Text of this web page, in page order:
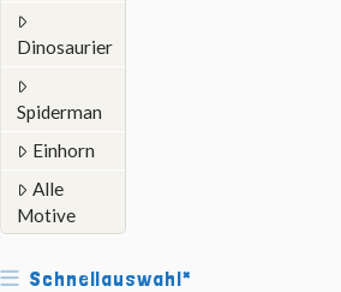
Dinosaurier
Spiderman
Einhorn
Alle
Motive
Schnellauswahl*